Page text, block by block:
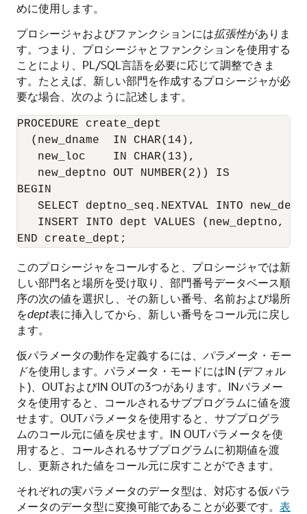
めに使用します。
プロシージャおよびファンクションには拡張性がありま
す。つまり、プロシージャとファンクションを使用する
ことにより、PL/SQL言語を必要に応じて調整できま
す。たとえば、新しい部門を作成するプロシージャが必
要な場合、次のように記述します。
PROCEDURE create_dept
  (new_dname  IN CHAR(14),
   new_loc    IN CHAR(13),
   new_deptno OUT NUMBER(2)) IS
BEGIN
SELECT deptno_seq.NEXTVAL INTO
INSERT INTO dept VALUES (new_deptno,
このプロシージャをコールすると、プロシージャでは新
しい部門名と場所を受け取り、部門番号データベース順
序の次の値を選択し、その新しい番号、名前および場所
をdept表に挿入してから、新しい番号をコール元に戻し
ます。
仮パラメータの動作を定義するには、 パラメータ・モー
ドを使用します。パラメータ・モードにはIN (デフォル
ト)、OUTおよびIN OUTの3つがあります。INパラメー
タを使用すると、コールされるサブプログラムに値を渡
せます。OUTパラメータを使用すると、サブプログラ
ムのコール元に値を戻せます。IN OUTパラメータを使
用すると、コールされるサブプログラムに初期値を渡
し、更新された値をコール元に戻すことができます。
それぞれの実パラメータのデータ型は、対応する仮パラ
メータのデータ型に変換可能であることが必要です。 表